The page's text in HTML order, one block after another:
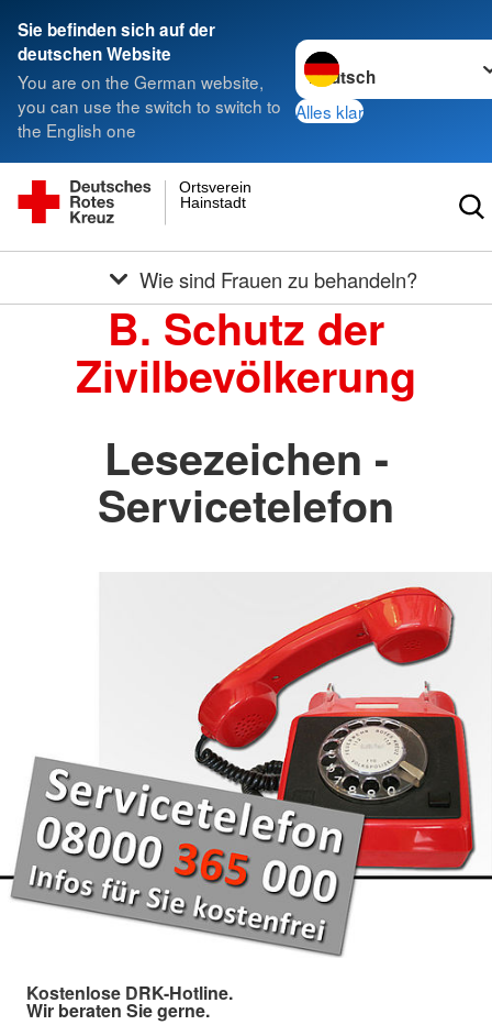
Sie befinden sich auf der
deutschen Website
You are on the German website,
you can use the switch to switch to
the English one
Sprache wechseln zu
Alles klar
Hainstadt
Ortsverein
Wie sind Frauen zu behandeln?
B. Schutz der
Zivilbevölkerung
Lesezeichen -
Servicetelefon
Kostenlose DRK-Hotline.
Wir beraten Sie gerne.